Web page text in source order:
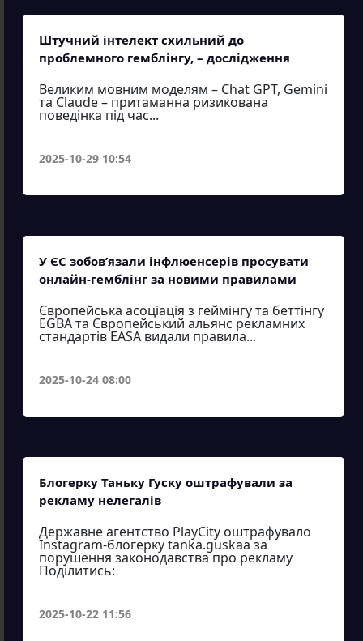
Штучний інтелект схильний до
проблемного гемблінгу, – дослідження
Великим мовним моделям – Chat GPT, Gemini
та Claude – притаманна ризикована
поведінка під час...
2025-10-29 10:54
У ЄС зобов’язали інфлюенсерів просувати
онлайн-гемблінг за новими правилами
Європейська асоціація з геймінгу та беттінгу
EGBA та Європейський альянс рекламних
стандартів EASA видали правила...
2025-10-24 08:00
Блогерку Таньку Гуску оштрафували за
рекламу нелегалів
Державне агентство PlayCity оштрафувало
Instagram-блогерку tanka.guskaa за
порушення законодавства про рекламу
Поділитись:
2025-10-22 11:56